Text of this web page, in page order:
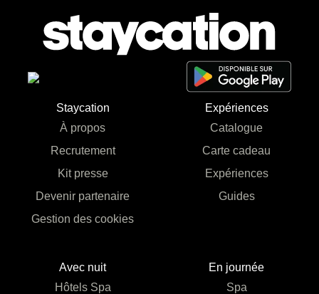
Staycation
À propos
Recrutement
Kit presse
Devenir partenaire
Gestion des cookies
Expériences
Catalogue
Carte cadeau
Expériences
Guides
Avec nuit
Hôtels Spa
En journée
Spa